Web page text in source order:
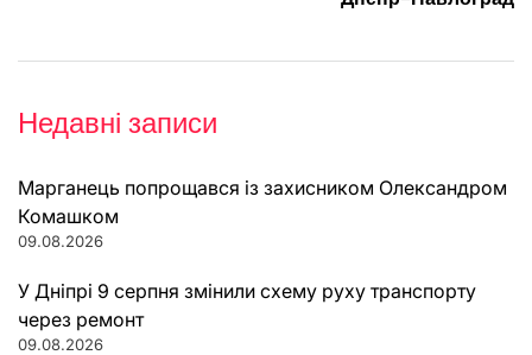
Недавні записи
Марганець попрощався із захисником Олександром
Комашком
09.08.2026
У Дніпрі 9 серпня змінили схему руху транспорту
через ремонт
09.08.2026